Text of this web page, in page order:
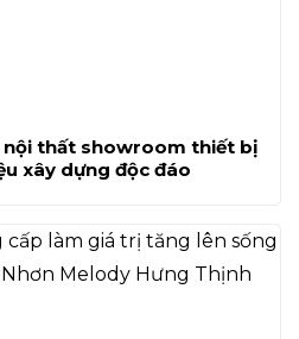
nội thất showroom thiết bị
xây dựng độc đáo